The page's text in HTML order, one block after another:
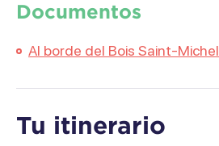
Documentos
Al borde del Bois Saint-Michel
Tu itinerario